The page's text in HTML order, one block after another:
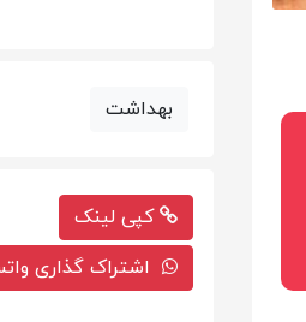
بهداشت
کپی لینک
اشتراک گذاری